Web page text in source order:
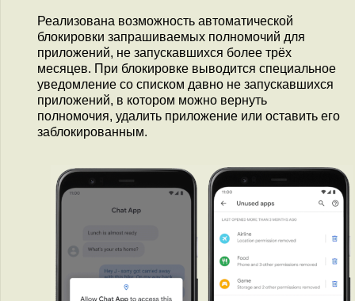
Реализована возможность автоматической
блокировки запрашиваемых полномочий для
приложений, не запускавшихся более трёх
месяцев. При блокировке выводится специальное
уведомление со списком давно не запускавшихся
приложений, в котором можно вернуть
полномочия, удалить приложение или оставить его
заблокированным.